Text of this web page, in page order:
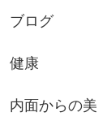
ブログ
健康
内面からの美